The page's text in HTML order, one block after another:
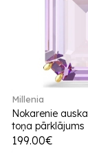
Millenia
Nokarenie
toņa pārklājums
199.00€